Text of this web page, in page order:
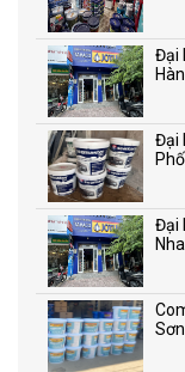
Đại
Đại
Đại